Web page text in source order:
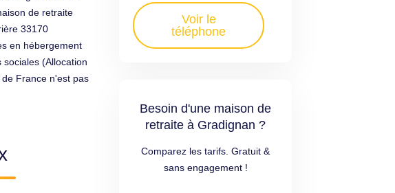
Voir le
téléphone
Besoin d'une maison de
retraite à Gradignan ?
Comparez les tarifs. Gratuit &
sans engagement !
de retraite
33170
en hébergement
(Allocation
France n'est pas